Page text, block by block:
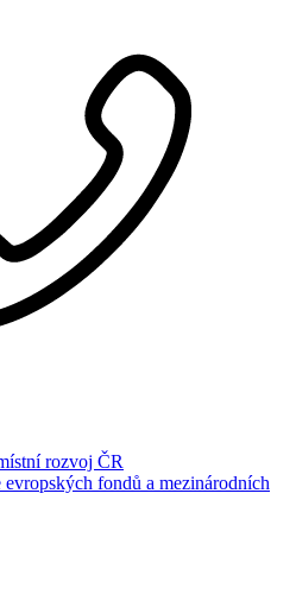
rozvoj ČR
evropských fondů a mezinárodních